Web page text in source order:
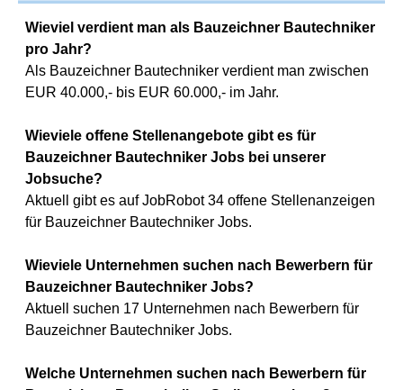
Wieviel verdient man als Bauzeichner Bautechniker
pro Jahr?
Als Bauzeichner Bautechniker verdient man zwischen
EUR 40.000,- bis EUR 60.000,- im Jahr.
Wieviele offene Stellenangebote gibt es für
Bauzeichner Bautechniker Jobs bei unserer
Jobsuche?
Aktuell gibt es auf JobRobot 34 offene Stellenanzeigen
für Bauzeichner Bautechniker Jobs.
Wieviele Unternehmen suchen nach Bewerbern für
Bauzeichner Bautechniker Jobs?
Aktuell suchen 17 Unternehmen nach Bewerbern für
Bauzeichner Bautechniker Jobs.
Welche Unternehmen suchen nach Bewerbern für